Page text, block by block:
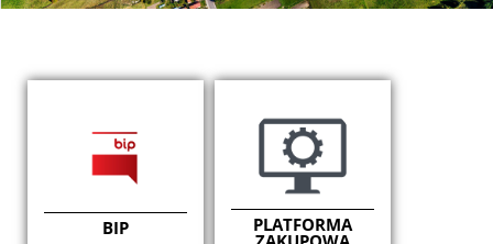
BIP PLATFORMA